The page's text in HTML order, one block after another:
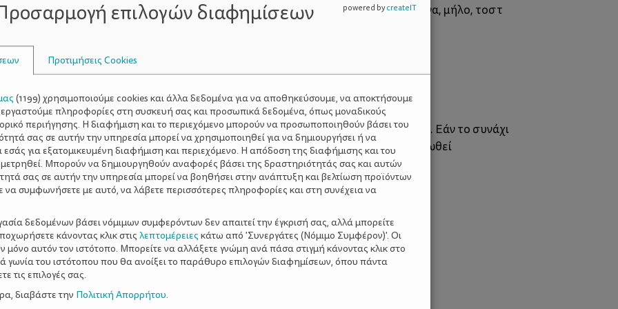
τα απαραίτητα θρεπτικά συστατικά χωρίς να σας βαραίνουν, όπως ρύζι, μπανάνα, μήλο, τοστ
είναι να ακούσετε το σώμα σας και να ξεκουράζεστε όσο περισσότερο γίνεται. Εάν το συνάχι
τον ύπνο, δοκιμάστε να βάλετε άλλο ένα μαξιλάρι για να ανασηκωθεί
Κελσίου
να φάτε ή να κοιμηθείτε
επιλογών διαφημίσεων
Προτιμήσεις Cookies
(1199) χρησιμοποιούμε cookies και άλλα δεδομένα για να αποθηκεύσουμε, να αποκτήσουμε
πληροφορίες στη συσκευή σας και προσωπικά δεδομένα, όπως μοναδικούς
περιήγησης. Η διαφήμιση και το περιεχόμενο μπορούν να προσωποποιηθούν βάσει του
σας σε αυτήν την υπηρεσία μπορεί να χρησιμοποιηθεί για να δημιουργήσει ή να
εσάς για εξατομικευμένη διαφήμιση και περιεχόμενο. Η απόδοση της διαφήμισης και του
Μπορούν να δημιουργηθούν αναφορές βάσει της δραστηριότητάς σας και αυτών
σας σε αυτήν την υπηρεσία μπορεί να βοηθήσει στην ανάπτυξη και βελτίωση προϊόντων
να συμφωνήσετε με αυτό, να λάβετε περισσότερες πληροφορίες και στη συνέχεια να
δεδομένων βάσει νόμιμων συμφερόντων δεν απαιτεί την έγκρισή σας, αλλά μπορείτε
κάνοντας κλικ στις λεπτομέρειες κάτω από 'Συνεργάτες (Νόμιμο Συμφέρον)'. Οι
μόνο αυτόν τον ιστότοπο. Μπορείτε να αλλάξετε γνώμη ανά πάσα στιγμή κάνοντας κλικ στο
γωνία του ιστότοπου που θα ανοίξει το παράθυρο επιλογών διαφημίσεων, όπου πάντα
τις επιλογές σας.
διαβάστε την Πολιτική Απορρήτου.
powered bycreateIT